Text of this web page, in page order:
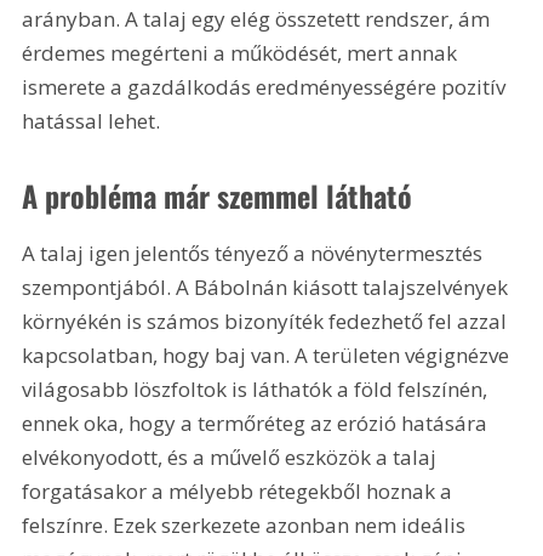
arányban. A talaj egy elég összetett rendszer, ám
érdemes megérteni a működését, mert annak
ismerete a gazdálkodás eredményességére pozitív
hatással lehet.
A probléma már szemmel látható
A talaj igen jelentős tényező a növénytermesztés
szempontjából. A Bábolnán kiásott talajszelvények
környékén is számos bizonyíték fedezhető fel azzal
kapcsolatban, hogy baj van. A területen végignézve
világosabb löszfoltok is láthatók a föld felszínén,
ennek oka, hogy a termőréteg az erózió hatására
elvékonyodott, és a művelő eszközök a talaj
forgatásakor a mélyebb rétegekből hoznak a
felszínre. Ezek szerkezete azonban nem ideális